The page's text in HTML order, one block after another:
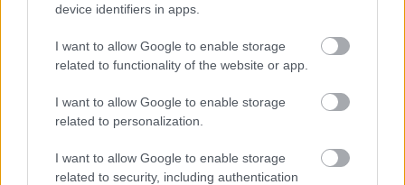
device identifiers in apps.
I want to allow Google to enable storage
related to functionality of the website or app.
I want to allow Google to enable storage
related to personalization.
I want to allow Google to enable storage
related to security, including authentication
Még több zöld, még több virág és új
játszótér Debrecen egyik legfontosabb
terén
Fából épül Budakeszi új óvodája